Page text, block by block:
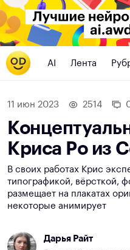
AI Лента
11 июн 2023 2514
Криса Ро из
В своих работах Крис
типографикой, вёрсткой,
размещает на плакатах
некоторые анимирует
Дарья Райт